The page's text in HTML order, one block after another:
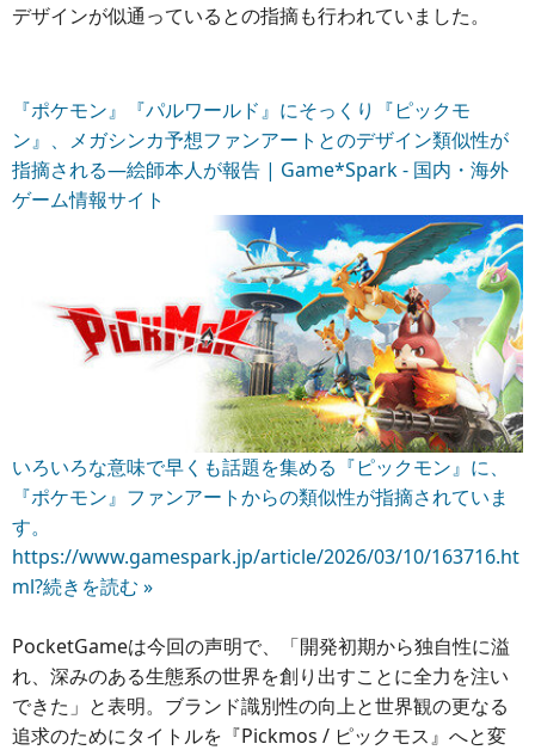
デザインが似通っているとの指摘も行われていました。
『ポケモン』『パルワールド』にそっくり『ピックモ
ン』、メガシンカ予想ファンアートとのデザイン類似性が
指摘される―絵師本人が報告 | Game*Spark - 国内・海外
ゲーム情報サイト
いろいろな意味で早くも話題を集める『ピックモン』に、
『ポケモン』ファンアートからの類似性が指摘されていま
す。
https://www.gamespark.jp/article/2026/03/10/163716.ht
ml?続きを読む »
PocketGameは今回の声明で、「開発初期から独自性に溢
れ、深みのある生態系の世界を創り出すことに全力を注い
できた」と表明。ブランド識別性の向上と世界観の更なる
追求のためにタイトルを『Pickmos / ピックモス』へと変